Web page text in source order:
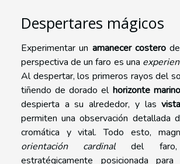
Despertares mágicos
Experimentar un amanecer costero
perspectiva de un faro es una
Al despertar, los primeros rayos del
tiñendo de dorado el horizonte marino
despierta a su alrededor, y las
permiten una observación detallada
cromática y vital. Todo esto,
orientación cardinaldel faro,
estratégicamente posicionada para